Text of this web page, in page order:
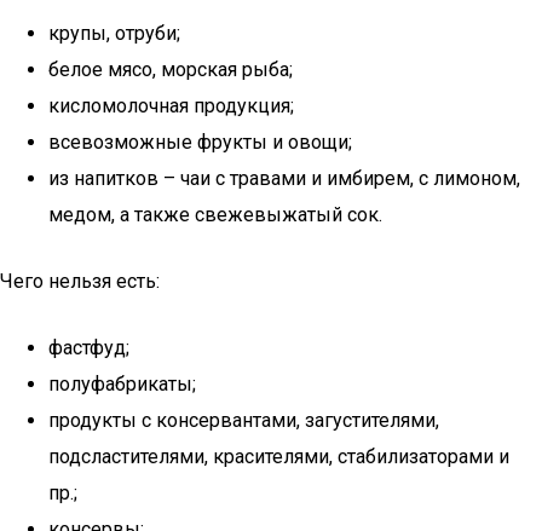
крупы, отруби;
белое мясо, морская рыба;
кисломолочная продукция;
всевозможные фрукты и овощи;
из напитков – чаи с травами и имбирем, с лимоном,
медом, а также свежевыжатый сок.
Чего нельзя есть:
фастфуд;
полуфабрикаты;
продукты с консервантами, загустителями,
подсластителями, красителями, стабилизаторами и
пр.;